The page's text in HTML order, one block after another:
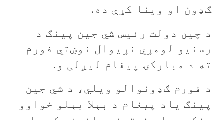
ګډون او وينا کړې ده.
د چين دولت رئيس شي جين پينګ د
رسنيو لومړي نړيوال نوښتي فورم
ته د مبارکۍ پيغام ليږلی و.
د فورم ګډونوالو ويلي، د شي جين
پينګ ياد پيغام د بېلا بېلو خواوو